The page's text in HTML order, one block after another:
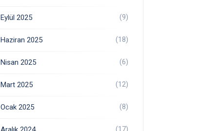
Eylül 2025 (9)
Haziran 2025 (18)
Nisan 2025 (6)
Mart 2025 (12)
Ocak 2025 (8)
(17)